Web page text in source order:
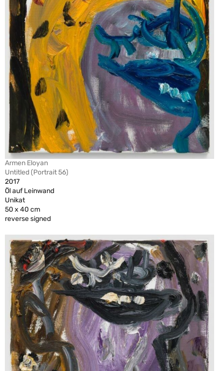
Armen Eloyan
Untitled (Portrait 56)
2017
Öl auf Leinwand
Unikat
50 x 40 cm
reverse signed